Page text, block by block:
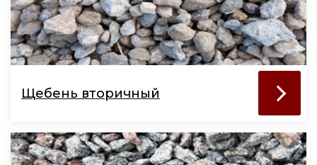
Щебень вторичный